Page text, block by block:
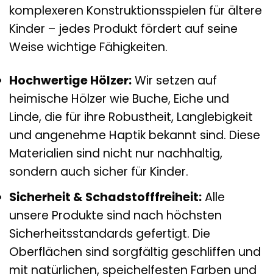
komplexeren Konstruktionsspielen für ältere
Kinder – jedes Produkt fördert auf seine
Weise wichtige Fähigkeiten.
Hochwertige Hölzer:Wir setzen auf
heimische Hölzer wie Buche, Eiche und
Linde, die für ihre Robustheit, Langlebigkeit
und angenehme Haptik bekannt sind. Diese
Materialien sind nicht nur nachhaltig,
sondern auch sicher für Kinder.
Sicherheit & Schadstofffreiheit:Alle
unsere Produkte sind nach höchsten
Sicherheitsstandards gefertigt. Die
Oberflächen sind sorgfältig geschliffen und
mit natürlichen, speichelfesten Farben und